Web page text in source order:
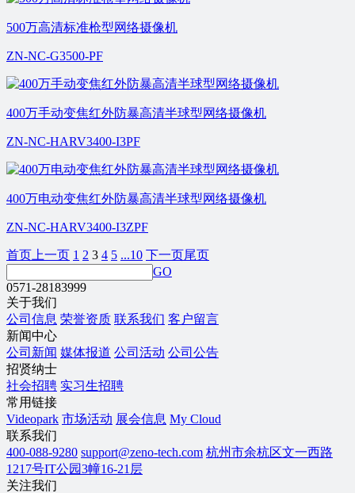
500万高清标准枪型网络摄像机
ZN-NC-G3500-PF
400万手动变焦红外防暴高清半球型网络摄像机
ZN-NC-HARV3400-I3PF
400万电动变焦红外防暴高清半球型网络摄像机
ZN-NC-HARV3400-I3ZPF
首页 上一页 1 2 3 4 5 ...10 下一页尾页
GO
0571-28183999
关于我们
公司信息 荣誉资质 联系我们 客户留言
新闻中心
公司新闻 媒体报道 公司活动 公司公告
招贤纳士
社会招聘 实习生招聘
常用链接
Videopark 市场活动 展会信息 My Cloud
联系我们
400-088-9280 support@zeno-tech.com 杭州市余杭区文一西路
1217号IT公园3幢16-21层
关注我们